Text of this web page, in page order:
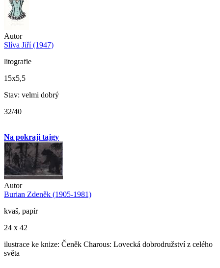
Autor
Slíva Jiří (1947)
litografie
15x5,5
Stav: velmi dobrý
32/40
Na pokraji tajgy
Autor
Burian Zdeněk (1905-1981)
kvaš, papír
24 x 42
ilustrace ke knize: Čeněk Charous: Lovecká dobrodružství z celého
světa